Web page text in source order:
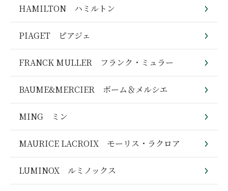
HAMILTON ハミルトン
PIAGET ピアジェ
FRANCK MULLER フランク・ミュラー
BAUME&MERCIER ボーム＆メルシエ
MING ミン
MAURICE LACROIX モーリス・ラクロア
LUMINOX ルミノックス